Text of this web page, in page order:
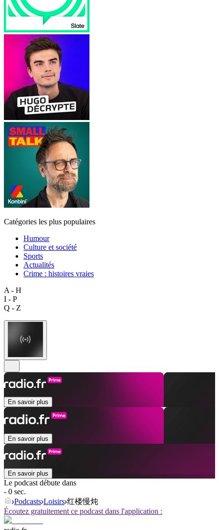
Catégories les plus populaires
Humour
Culture et société
Sports
Actualités
Crime : histoires vraies
A - H
I - P
Q - Z
En savoir plus
En savoir plus
En savoir plus
Le podcast débute dans
- 0 sec.
Podcasts Loisirs 红楼慢炖
Écoutez gratuitement ce podcast dans l'application :